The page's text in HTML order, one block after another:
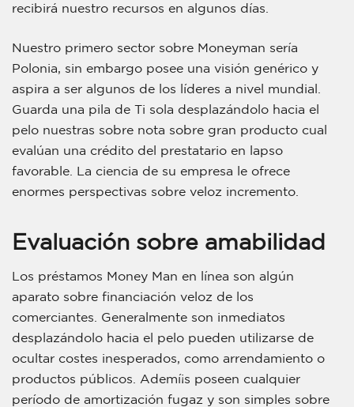
recibirá nuestro recursos en algunos días.
Nuestro primero sector sobre Moneyman serí­a
Polonia, sin embargo posee una visión genérico y
aspira a ser algunos de los líderes a nivel mundial.
Guarda una pila de Ti sola desplazándolo hacia el
pelo nuestras sobre nota sobre gran producto cual
evalúan una crédito del prestatario en lapso
favorable. La ciencia de su empresa le ofrece
enormes perspectivas sobre veloz incremento.
Evaluación sobre amabilidad
Los préstamos Money Man en línea son algún
aparato sobre financiación veloz de los
comerciantes. Generalmente son inmediatos
desplazándolo hacia el pelo pueden utilizarse de
ocultar costes inesperados, como arrendamiento o
productos públicos. Ademí¡s poseen cualquier
período de amortización fugaz y son simples sobre